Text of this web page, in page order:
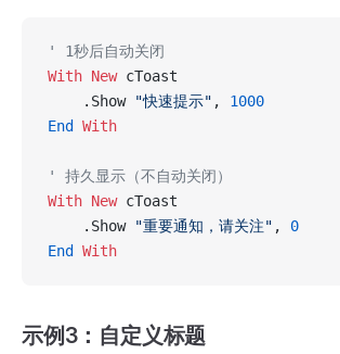
' 1秒后自动关闭
With New cToast
    .Show
"快速提示" , 1000
End
With
' 持久显示（不自动关闭）
With New cToast
    .Show
"重要通知，请关注" , 0
End
With
示例3：自定义标题